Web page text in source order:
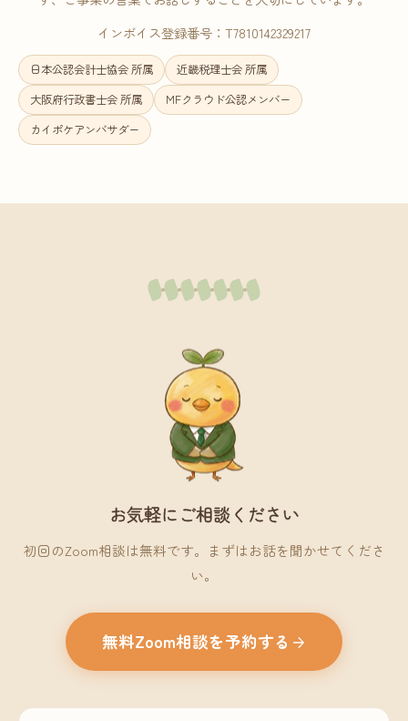
インボイス登録番号：T7810142329217
日本公認会計士協会 所属
近畿税理士会 所属
大阪府行政書士会 所属
MFクラウド公認メンバー
カイポケアンバサダー
お気軽にご相談ください
初回のZoom相談は無料です。まずはお話を聞かせてくださ
い。
無料Zoom相談を予約する